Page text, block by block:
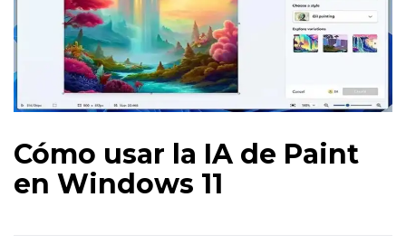
Cómo usar la IA de Paint
en Windows 11